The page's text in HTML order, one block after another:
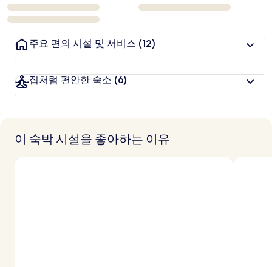
주요 편의 시설 및 서비스 (12)
집처럼 편안한 숙소 (6)
이 숙박 시설을 좋아하는 이유